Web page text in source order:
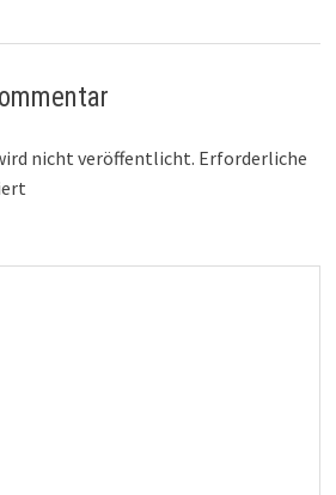
nicht veröffentlicht. Erforderliche